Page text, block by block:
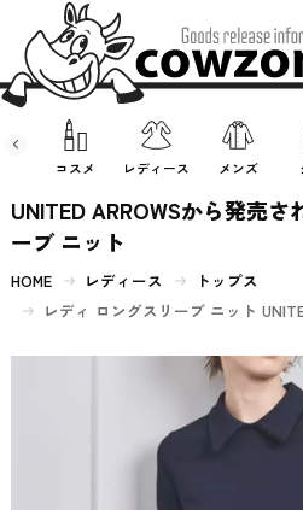
コスメ レディース メンズ
UNITED ARROWSから発売
ーブ ニット
HOME レディース
トップス
レディ ロングスリーブ ニット